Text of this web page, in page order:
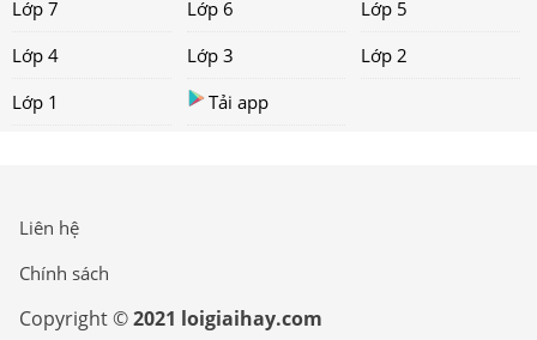
Lớp 7
Lớp 6
Lớp 5
Lớp 4
Lớp 3
Lớp 2
Lớp 1
Tải app
Liên hệ
Chính sách
Copyright ©2021 loigiaihay.com